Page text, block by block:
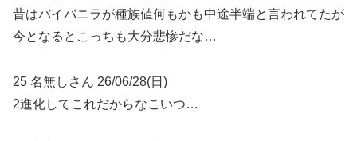
昔はバイバニラが種族値何もかも中途半端と言われてたが
今となるとこっちも大分悲惨だな…
25 名無しさん 26/06/28(日)
2進化してこれだからなこいつ…